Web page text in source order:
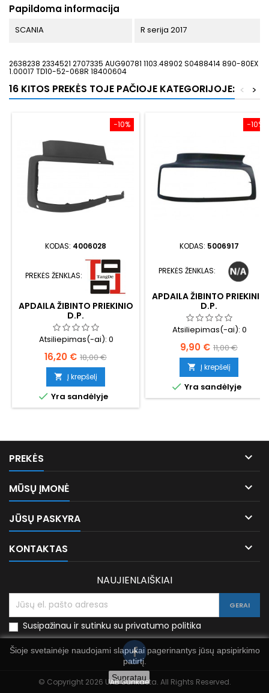
Papildoma informacija
SCANIA R serija 2017
2638238 2334521 2707335 AUG90781 1103.48902 S0488414 890-80EX
1.00017 TD10-52-068R 18400604
16 KITOS PREKĖS TOJE PAČIOJE KATEGORIJOJE: >
<
−10%
KODAS: 4006028
PREKĖS ŽENKLAS:
APDAILA ŽIBINTO PRIEKINIO
D.P.
Atsiliepimas(-ai): 0
Kaina
16,20 € Bazinė
kaina
18,00 €
 Į krepšelį
 Yra sandėlyje
−10%
KODAS: 5006917
PREKĖS ŽENKLAS:
APDAILA ŽIBINTO PRIEKINIO
D.P.
Atsiliepimas(-ai): 0
Kaina
9,90 € Bazinė
kaina
11,00 €
 Į krepšelį
 Yra sandėlyje
PREKĖS 
MŪSŲ ĮMONĖ 
JŪSŲ PASKYRA 
KONTAKTAS 
Šioje svetainėje naudojami slapukai pagerinantys jūsų apsipirkimo
patirtį.
Supratau
NAUJIENLAIŠKIAI
Susipažinau ir sutinku su privatumo politika
© Copyright 2026 UAB Sunkdeta. All Rights Reserved.